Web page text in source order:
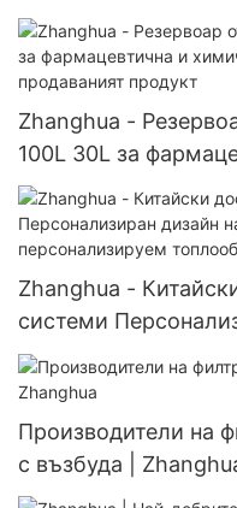
сертификат CE ISO
Zhanghua -
100L 30L за
промишленост, най-
Zhanghua -
системи
топлообменник за
топлообменник
Производители на
с възбуда |